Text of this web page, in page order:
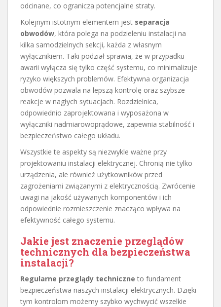
odcinane, co ogranicza potencjalne straty.
Kolejnym istotnym elementem jest separacja
obwodów, która polega na podzieleniu instalacji na
kilka samodzielnych sekcji, każda z własnym
wyłącznikiem. Taki podział sprawia, że w przypadku
awarii wyłącza się tylko część systemu, co minimalizuje
ryzyko większych problemów. Efektywna organizacja
obwodów pozwala na lepszą kontrolę oraz szybsze
reakcje w nagłych sytuacjach. Rozdzielnica,
odpowiednio zaprojektowana i wyposażona w
wyłączniki nadmiarowoprądowe, zapewnia stabilność i
bezpieczeństwo całego układu.
Wszystkie te aspekty są niezwykle ważne przy
projektowaniu instalacji elektrycznej. Chronią nie tylko
urządzenia, ale również użytkowników przed
zagrożeniami związanymi z elektrycznością. Zwrócenie
uwagi na jakość używanych komponentów i ich
odpowiednie rozmieszczenie znacząco wpływa na
efektywność całego systemu.
Jakie jest znaczenie przeglądów
technicznych dla bezpieczeństwa
instalacji?
Regularne przeglądy techniczne to fundament
bezpieczeństwa naszych instalacji elektrycznych. Dzięki
tym kontrolom możemy szybko wychwycić wszelkie